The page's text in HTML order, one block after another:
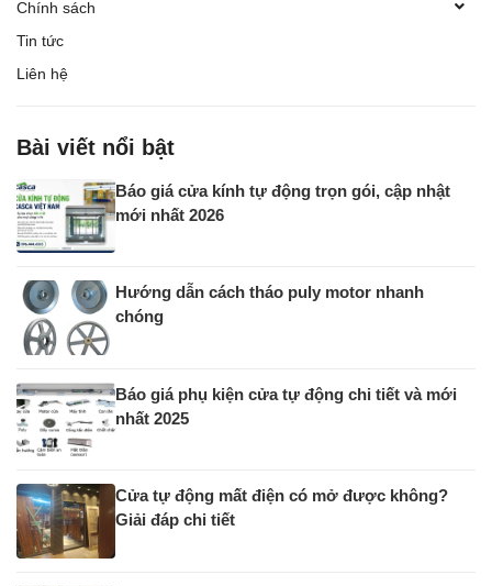
Chính sách
Tin tức
Liên hệ
Bài viết nổi bật
Báo giá cửa kính tự động trọn gói, cập nhật
mới nhất 2026
Hướng dẫn cách tháo puly motor nhanh
chóng
Báo giá phụ kiện cửa tự động chi tiết và mới
nhất 2025
Cửa tự động mất điện có mở được không?
Giải đáp chi tiết